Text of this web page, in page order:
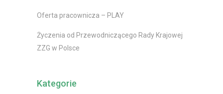
Oferta pracownicza – PLAY
Życzenia od Przewodniczącego Rady Krajowej
ZZG w Polsce
Kategorie